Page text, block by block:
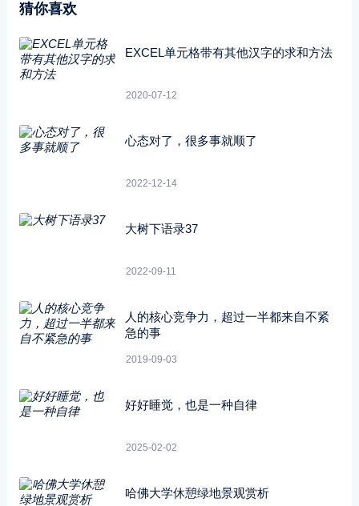
猜你喜欢
EXCEL单元格带有其他汉字的求和方法
2020-07-12
心态对了，很多事就顺了
2022-12-14
大树下语录37
2022-09-11
人的核心竞争力，超过一半都来自不紧
急的事
2019-09-03
好好睡觉，也是一种自律
2025-02-02
哈佛大学休憩绿地景观赏析